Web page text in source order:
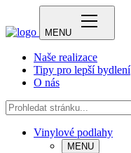
MENU
Naše realizace
Tipy pro lepší bydlení
O nás
Vinylové podlahy
MENU